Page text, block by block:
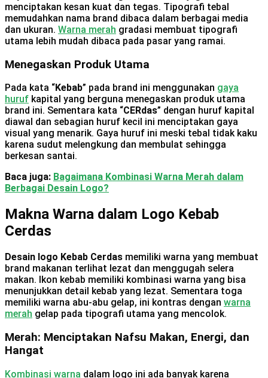
menciptakan kesan kuat dan tegas. Tipografi tebal
memudahkan nama brand dibaca dalam berbagai media
dan ukuran. Warna merah gradasi membuat tipografi
utama lebih mudah dibaca pada pasar yang ramai.
Menegaskan Produk Utama
Pada kata “Kebab” pada brand ini menggunakan gaya
huruf kapital yang berguna menegaskan produk utama
brand ini. Sementara kata “CERdas” dengan huruf kapital
diawal dan sebagian huruf kecil ini menciptakan gaya
visual yang menarik. Gaya huruf ini meski tebal tidak kaku
karena sudut melengkung dan membulat sehingga
berkesan santai.
Baca juga: Bagaimana Kombinasi Warna Merah dalam
Berbagai Desain Logo?
Makna Warna dalam Logo Kebab
Cerdas
Desain logo Kebab Cerdas memiliki warna yang membuat
brand makanan terlihat lezat dan menggugah selera
makan. Ikon kebab memiliki kombinasi warna yang bisa
menunjukkan detail kebab yang lezat. Sementara toga
memiliki warna abu-abu gelap, ini kontras dengan warna
merah gelap pada tipografi utama yang mencolok.
Merah: Menciptakan Nafsu Makan, Energi, dan
Hangat
Kombinasi warna dalam logo ini ada banyak karena